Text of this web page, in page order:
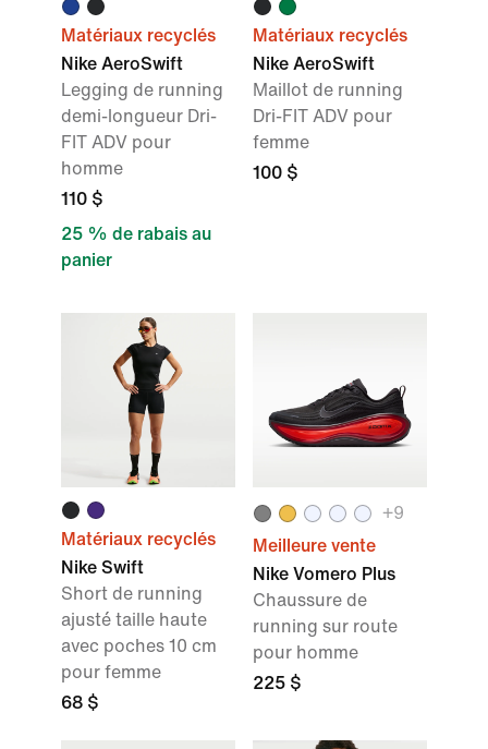
Matériaux recyclés
Nike AeroSwift
Legging de running
demi-longueur Dri-
FIT ADV pour
homme
110 $
25 % de rabais au
panier
Matériaux recyclés
Nike AeroSwift
Maillot de running
Dri-FIT ADV pour
femme
100 $
Matériaux recyclés
Nike Swift
Short de running
ajusté taille haute
avec poches 10 cm
pour femme
68 $
+9
Meilleure vente
Nike Vomero Plus
Chaussure de
running sur route
pour homme
225 $